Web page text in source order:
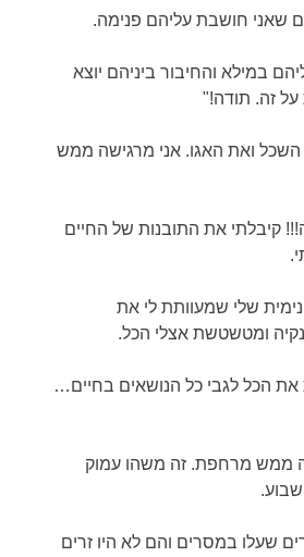
שאני חושבת עליהם פנימה.
במילא והחיבור ביניהם יוצא
זה. תודה!"
ואת האגו. אני מרגישה ממש
קיבלתי את התובנות של החיים
שלי שמעוותת לי את
ומטשטשת אצלי הכל.
את הכל לגבי כל הנושאים בחיים…
ממש מרחפת. זה משהו עמוק
שעלו במסרים והם לא היו זרים